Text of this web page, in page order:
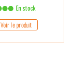
En stock
Voir le produit